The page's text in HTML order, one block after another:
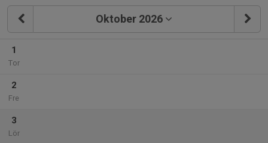
Oktober 2026
1
Tor
2
Fre
3
Lör